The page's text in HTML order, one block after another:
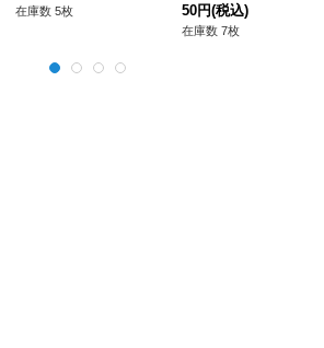
在庫数 5枚
50円(税込)
在庫数 7枚